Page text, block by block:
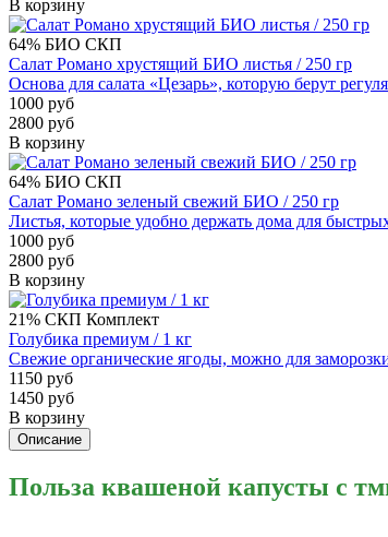
В корзину
64% БИО СКП
Салат Романо хрустящий БИО листья / 250 гр
Основа для салата «Цезарь», которую берут
1000 руб
2800 руб
В корзину
64% БИО СКП
Салат Романо зеленый свежий БИО / 250 гр
Листья, которые удобно держать дома для
1000 руб
2800 руб
В корзину
21% СКП Комплект
Голубика премиум / 1 кг
Свежие органические ягоды, можно для
1150 руб
1450 руб
В корзину
Описание
Польза квашеной капусты с